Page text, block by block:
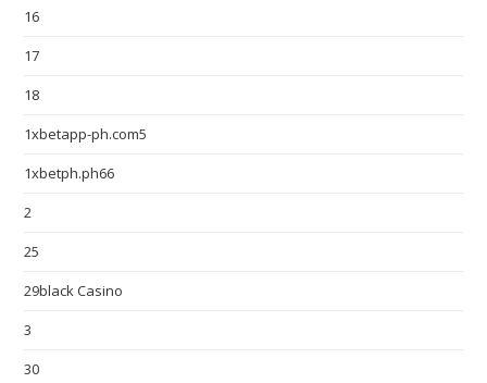
16
17
18
1xbetapp-ph.com5
1xbetph.ph66
2
25
29black Casino
3
30